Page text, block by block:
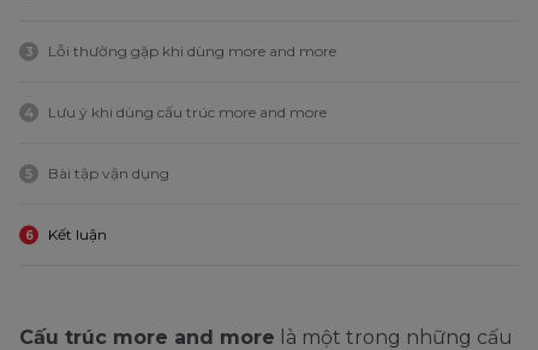
3 Lỗi thường gặp khi dùng more and more
4 Lưu ý khi dùng cấu trúc more and more
5 Bài tập vận dụng
6 Kết luận
Cấu trúc more and more là một trong những cấu